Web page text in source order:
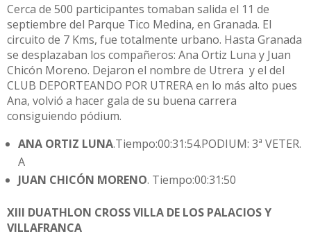
Cerca de 500 participantes tomaban salida el 11 de
septiembre del Parque Tico Medina, en Granada. El
circuito de 7 Kms, fue totalmente urbano. Hasta Granada
se desplazaban los compañeros: Ana Ortiz Luna y Juan
Chicón Moreno. Dejaron el nombre de Utrera y el del
CLUB DEPORTEANDO POR UTRERA en lo más alto pues
Ana, volvió a hacer gala de su buena carrera
consiguiendo pódium.
ANA ORTIZ LUNA.Tiempo:00:31:54.PODIUM: 3ª VETER.
A
JUAN CHICÓN MORENO. Tiempo:00:31:50
XIII DUATHLON CROSS VILLA DE LOS PALACIOS Y
VILLAFRANCA